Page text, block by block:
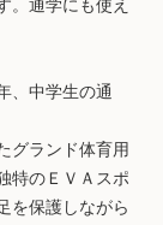
。通学にも使え
、中学生の通
グランド体育用
特のＥＶＡスポ
を保護しながら